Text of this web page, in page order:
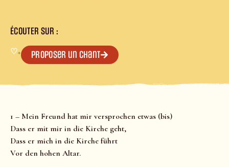
ÉCOUTER SUR :
♡+ Proposer un chant
1 – Mein Freund hat mir versprochen etwas (bis)
Dass er mit mir in die Kirche geht,
Dass er mich in die Kirche führt
Vor den hohen Altar.